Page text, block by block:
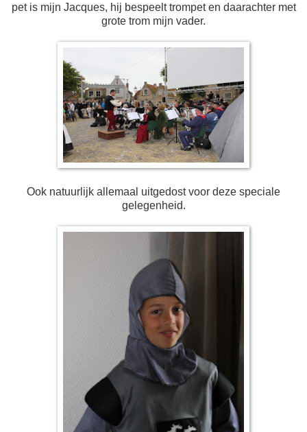
pet is mijn Jacques, hij bespeelt trompet en daarachter met
grote trom mijn vader.
Ook natuurlijk allemaal uitgedost voor deze speciale
gelegenheid.